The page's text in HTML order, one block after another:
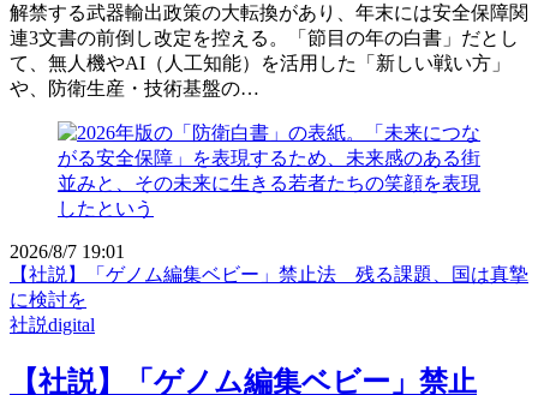
解禁する武器輸出政策の大転換があり、年末には安全保障関
連3文書の前倒し改定を控える。「節目の年の白書」だとし
て、無人機やAI（人工知能）を活用した「新しい戦い方」
や、防衛生産・技術基盤の…
2026/8/7 19:01
【社説】「ゲノム編集ベビー」禁止法 残る課題、国は真摯
に検討を
社説digital
【社説】「ゲノム編集ベビー」禁止